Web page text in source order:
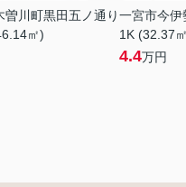
曽川町黒田五ノ通り
㎡)
一宮市今伊
1K (32.37
4.4万円